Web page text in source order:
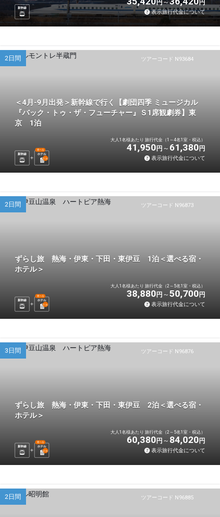
新幹線
円 円
表示旅行代金について
ツアーコード N93684
2日間
＜4月-9月出発＞新幹線で行く【劇団四季 ミュージカル
『バック・トゥ・ザ・フューチャー』Ｓ1席観劇券】東
京 1泊
新幹線 ホテル
選べる
1 泊
大人1名様あたり 旅行代金（1～4名1室・税込）
41,950 円 61,380 円
表示旅行代金について
ツアーコード N96873
2日間
ずらし旅 熱海・伊東・下田・東伊豆 1泊＜選べる宿・
ホテル＞
新幹線 ホテル
選べる
1 泊
大人1名様あたり 旅行代金（2～5名1室・税込）
38,880 円 50,700 円
表示旅行代金について
ツアーコード N96876
3日間
ずらし旅 熱海・伊東・下田・東伊豆 2泊＜選べる宿・
ホテル＞
新幹線 ホテル
選べる
2泊
大人1名様あたり 旅行代金（2～5名1室・税込）
60,380 円 84,020 円
表示旅行代金について
ツアーコード N96885
2日間